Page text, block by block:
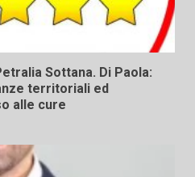
Sottana. Di Paola:
territoriali ed
alle cure